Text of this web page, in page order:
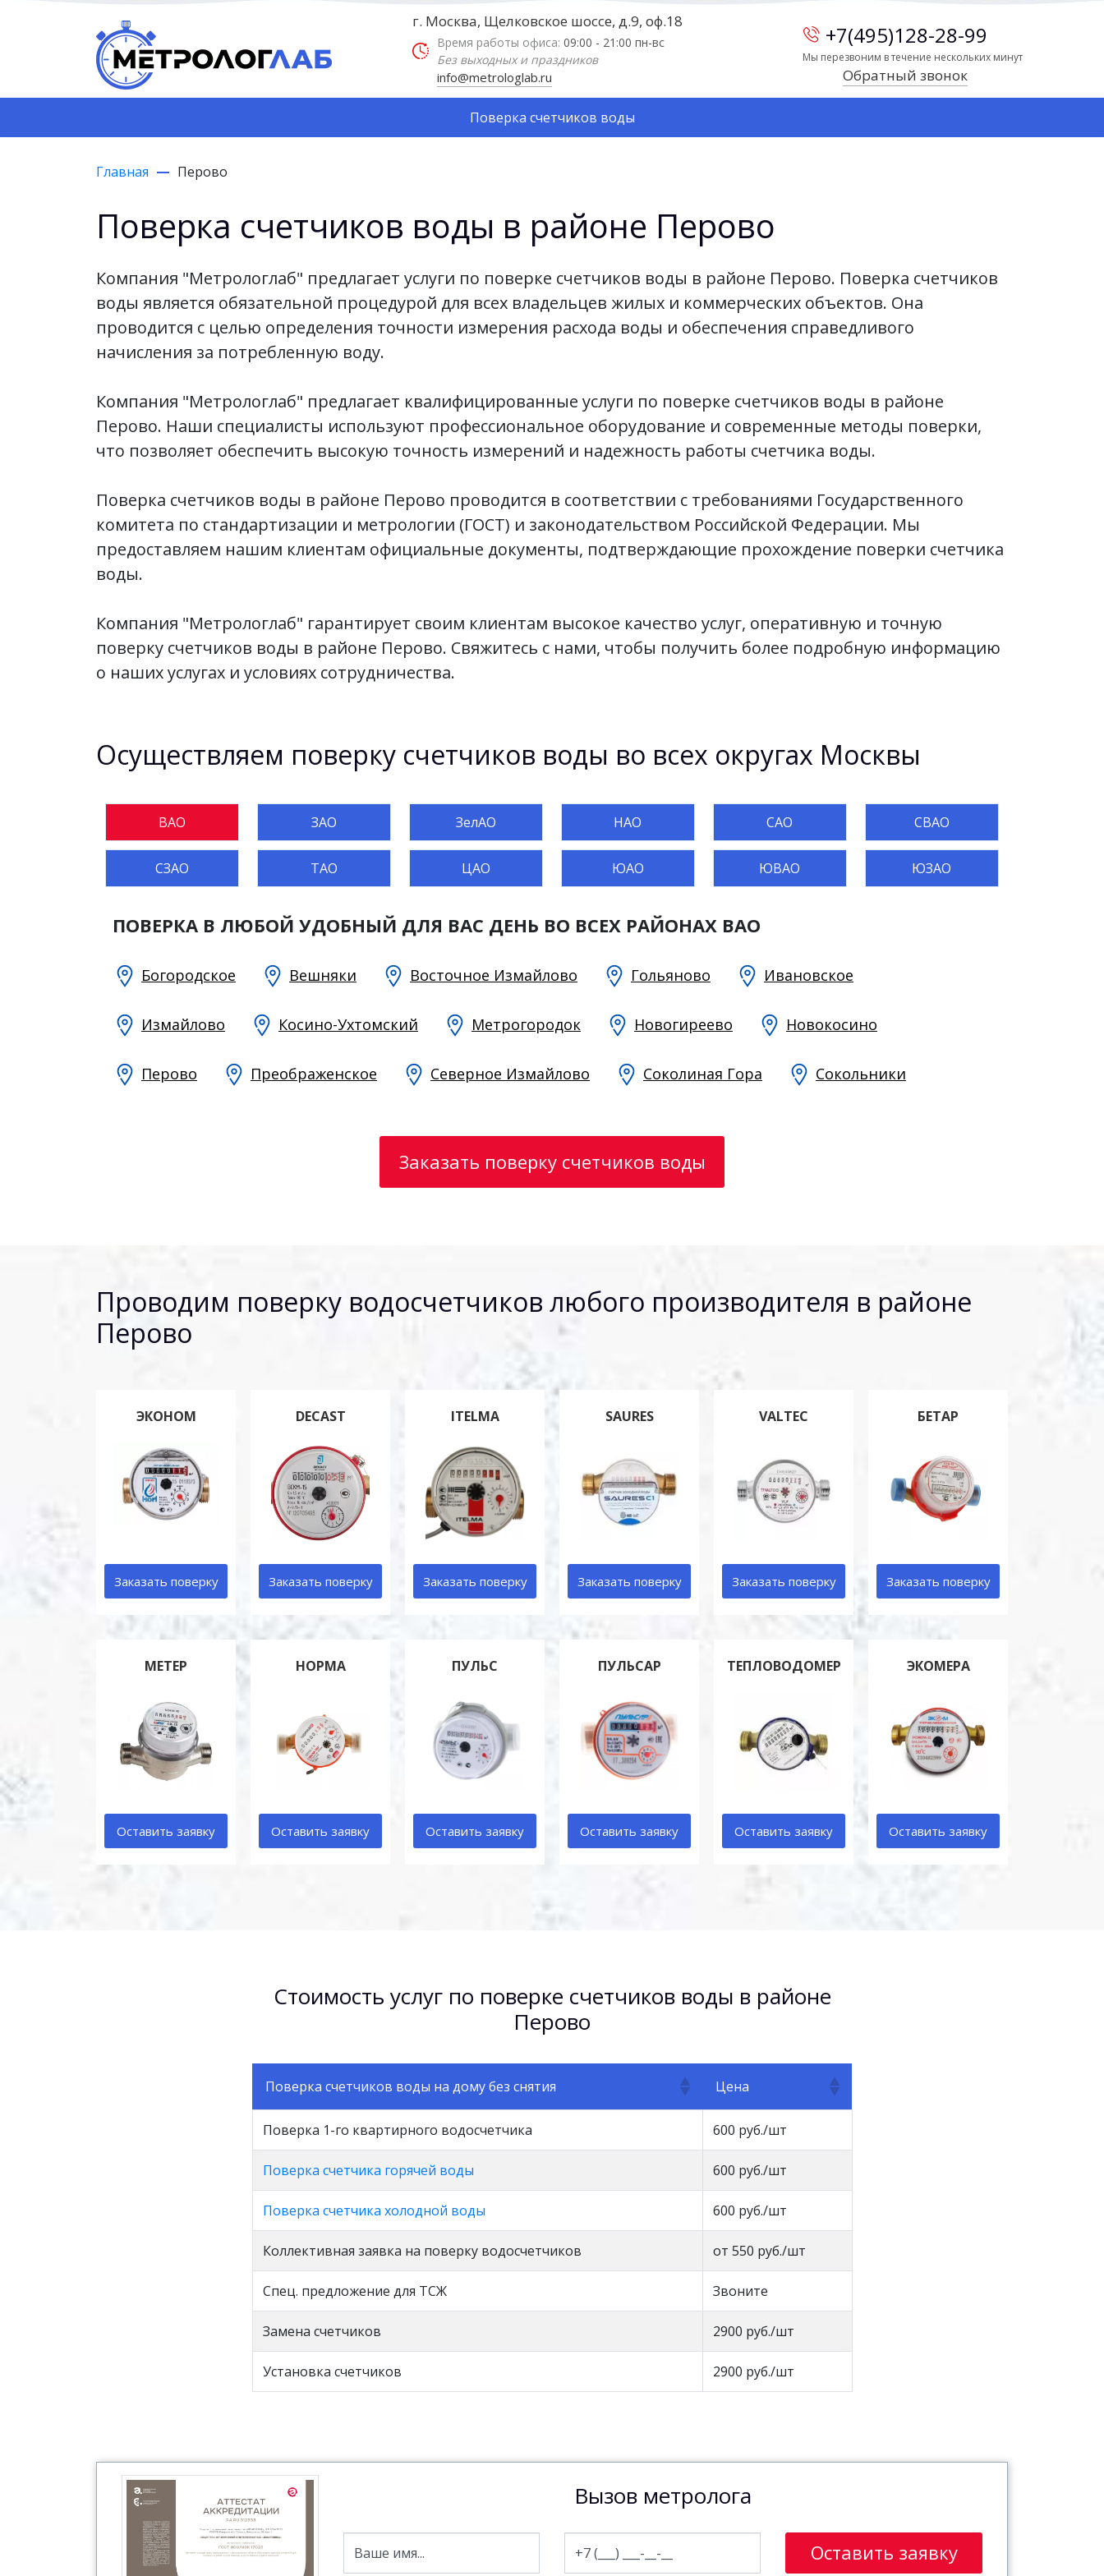
г. Москва, Щелковское шоссе, д.9, оф.18
Время работы офиса: 09:00 - 21:00 пн-вс
Без выходных и праздников
info@metrologlab.ru
+7(495)128-28-99
Мы перезвоним в течение нескольких минут
Обратный звонок
Поверка счетчиков воды
Главная Перово
Поверка счетчиков воды в районе Перово
Компания "Метрологлаб" предлагает услуги по поверке счетчиков воды в районе Перово. Поверка счетчиков
воды является обязательной процедурой для всех владельцев жилых и коммерческих объектов. Она
проводится с целью определения точности измерения расхода воды и обеспечения справедливого
начисления за потребленную воду.
Компания "Метрологлаб" предлагает квалифицированные услуги по поверке счетчиков воды в районе
Перово. Наши специалисты используют профессиональное оборудование и современные методы поверки,
что позволяет обеспечить высокую точность измерений и надежность работы счетчика воды.
Поверка счетчиков воды в районе Перово проводится в соответствии с требованиями Государственного
комитета по стандартизации и метрологии (ГОСТ) и законодательством Российской Федерации. Мы
предоставляем нашим клиентам официальные документы, подтверждающие прохождение поверки счетчика
воды.
Компания "Метрологлаб" гарантирует своим клиентам высокое качество услуг, оперативную и точную
поверку счетчиков воды в районе Перово. Свяжитесь с нами, чтобы получить более подробную информацию
о наших услугах и условиях сотрудничества.
Осуществляем поверку счетчиков воды во всех округах Москвы
ВАО ЗАО ЗелАО НАО САО СВАО
СЗАО ТАО ЦАО ЮАО ЮВАО ЮЗАО
ПОВЕРКА В ЛЮБОЙ УДОБНЫЙ ДЛЯ ВАС ДЕНЬ ВО ВСЕХ РАЙОНАХ ВАО
Богородское Вешняки Восточное Измайлово Гольяново Ивановское
Измайлово Косино-Ухтомский Метрогородок Новогиреево Новокосино
Перово Преображенское Северное Измайлово Соколиная Гора Сокольники
Заказать поверку счетчиков воды
Проводим поверку водосчетчиков любого производителя в районе
Перово
ЭКОНОМ
Заказать поверку
DECAST
Заказать поверку
ITELMA
Заказать поверку
SAURES
Заказать поверку
VALTEC
Заказать поверку
БЕТАР
Заказать поверку
МЕТЕР
Оставить заявку
НОРМА
Оставить заявку
ПУЛЬС
Оставить заявку
ПУЛЬСАР
Оставить заявку
ТЕПЛОВОДОМЕР
Оставить заявку
ЭКОМЕРА
Оставить заявку
Стоимость услуг по поверке счетчиков воды в районе
Перово
Поверка счетчиков воды на дому без снятия Цена
Поверка 1-го квартирного водосчетчика 600 руб./шт
Поверка счетчика горячей воды 600 руб./шт
Поверка счетчика холодной воды 600 руб./шт
Коллективная заявка на поверку водосчетчиков от 550 руб./шт
Спец. предложение для ТСЖ Звоните
Замена счетчиков 2900 руб./шт
Установка счетчиков 2900 руб./шт
Вызов метролога